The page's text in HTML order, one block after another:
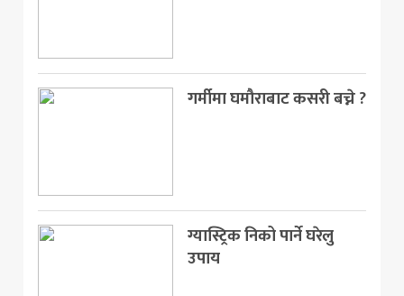
गर्मीमा घमौराबाट कसरी बच्ने ?
ग्यास्ट्रिक निको पार्ने घरेलु
उपाय